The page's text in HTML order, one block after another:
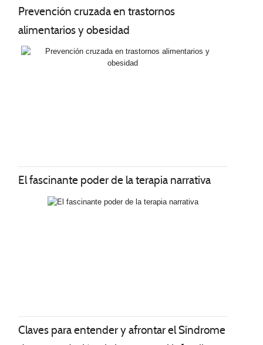
Prevención cruzada en trastornos
alimentarios y obesidad
El fascinante poder de la terapia narrativa
Claves para entender y afrontar el Síndrome